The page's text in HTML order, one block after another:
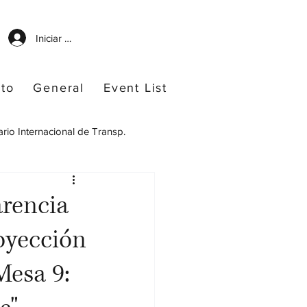
Iniciar sesión
General Event List
Internacional de Transp.
9: